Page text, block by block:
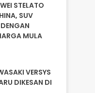
STELATO
SUV
MULA
VERSYS
DIKESAN DI